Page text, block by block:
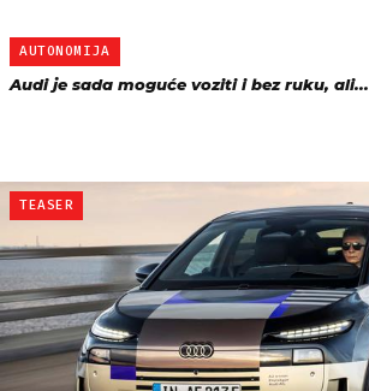
AUTONOMIJA
Audi je sada moguće voziti i bez ruku, ali...
TEASER